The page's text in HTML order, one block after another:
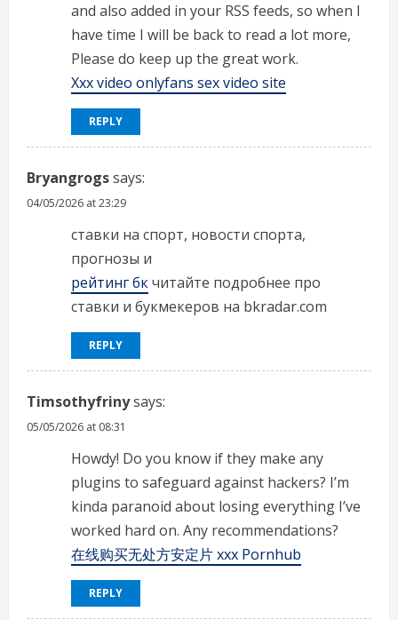
and also added in your RSS feeds, so when I
have time I will be back to read a lot more,
Please do keep up the great work.
Xxx video onlyfans sex video site
REPLY
Bryangrogssays:
04/05/2026 at 23:29
ставки на спорт, новости спорта,
прогнозы и
рейтинг бкчитайте подробнее про
ставки и букмекеров на bkradar.com
REPLY
Timsothyfrinysays:
05/05/2026 at 08:31
Howdy! Do you know if they make any
plugins to safeguard against hackers? I’m
kinda paranoid about losing everything I’ve
worked hard on. Any recommendations?
在线购买无处方安定片 xxx Pornhub
REPLY